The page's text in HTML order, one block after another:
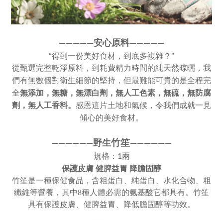
—————安心原料—————
“得到一份美好食材，到底多複雜？”
從甄選完整乾淨原料，到耗費精力時間的純天然晾曬，我
們有無數個對衛生細節的堅持，但最難能可貴的是全程完
全無添加， 無糖，無漂白劑，無人工色素， 無硫，無防腐
劑，無人工香料。 感恩這片土地和氣候，令我們成就一見
傾心的美好食材。
——————野生竹笙——————
規格：1兩
保護皮膚 健脾益胃 降膽固醇
竹笙是一種保健食品，含粗蛋白、純蛋白、水化合物、粗
纖維等營養，其中8種人體必需的氨基酸它都具有。竹笙
具有保護皮膚、健脾益胃、降低膽固醇等功效。